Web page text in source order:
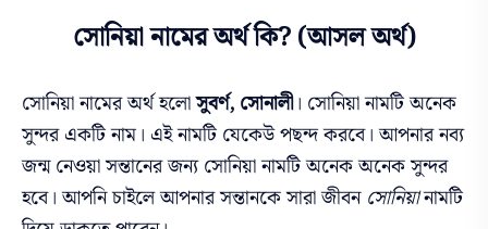
সোনিয়া নামের অর্থ কি? (আসল অর্থ)
সোনিয়া নামের অর্থ হলোসুবর্ণ, সোনালী। সোনিয়ানামটিঅনেক
সুন্দর একটি নাম। এই নামটি যেকেউ পছন্দ করবে। আপনার নব্য
জন্ম নেওয়া সন্তানের জন্য সোনিয়া নামটি অনেকঅনেকসুন্দর
হবে। আপনি চাইলে আপনার সন্তানকে সারা জীবন সোনিয়ানামটি